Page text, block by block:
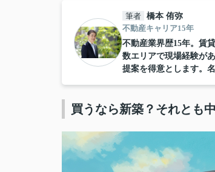
筆者 橋本 侑弥
不動産キャリア15年
不動産業界歴15年。賃
数エリアで現場経験が
提案を得意とします。
買うなら新築？それとも